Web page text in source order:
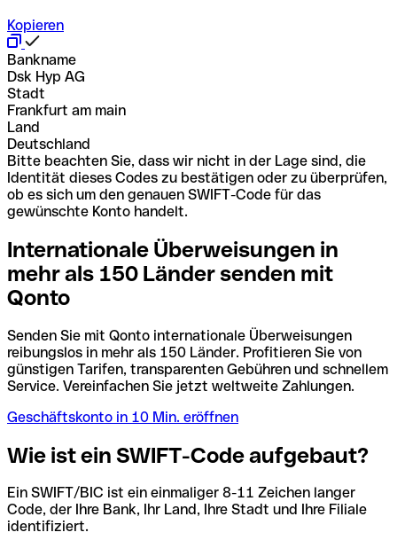
Kopieren
Bankname
Dsk Hyp AG
Stadt
Frankfurt am main
Land
Deutschland
Bitte beachten Sie, dass wir nicht in der Lage sind, die
Identität dieses Codes zu bestätigen oder zu überprüfen,
ob es sich um den genauen SWIFT-Code für das
gewünschte Konto handelt.
Internationale Überweisungen in
mehr als 150 Länder senden mit
Qonto
Senden Sie mit Qonto internationale Überweisungen
reibungslos in mehr als 150 Länder. Profitieren Sie von
günstigen Tarifen, transparenten Gebühren und schnellem
Service. Vereinfachen Sie jetzt weltweite Zahlungen.
Geschäftskonto in 10 Min. eröffnen
Wie ist ein SWIFT-Code aufgebaut?
Ein SWIFT/BIC ist ein einmaliger 8-11 Zeichen langer
Code, der Ihre Bank, Ihr Land, Ihre Stadt und Ihre Filiale
identifiziert.